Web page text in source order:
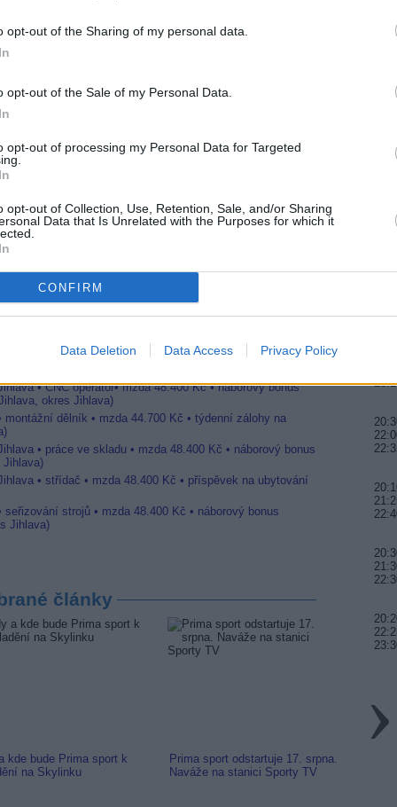
opt-out of the Sharing of my personal data.
opt-out of the Sale of my Personal Data.
opt-out of processing my Personal Data for Targeted
opt-out of Collection, Use, Retention, Sale, and/or Sharing
Data that Is Unrelated with the Purposes for which it
CONFIRM
Data Deletion Data Access Privacy Policy
frekvenci
FTA
frekvenci
karet
nejisté
• CNC operátor• mzda 48.400 Kč • náborový bonus
okres Jihlava)
montážní dělník • mzda 44.700 Kč • týdenní zálohy na
• práce ve skladu • mzda 48.400 Kč • náborový bonus
Jihlava)
• střídač • mzda 48.400 Kč • příspěvek na ubytování
seřizování strojů • mzda 48.400 Kč • náborový bonus
Jihlava)
články
kde bude Prima sport k
na Skylinku
Prima sport odstartuje 17. srpna.
Naváže na stanici Sporty TV